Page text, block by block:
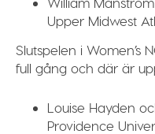
Upper Midwest
Slutspelen i Women’s
full gång och där är
Louise Hayden
Providence